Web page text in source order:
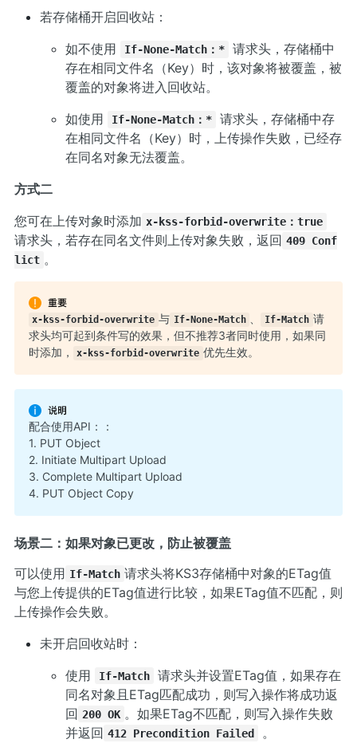
若存储桶开启回收站：
如不使用
If-None-Match：*
请求头，存储桶中
存在相同文件名（Key）时，该对象将被覆盖，被
覆盖的对象将进入回收站。
如使用
If-None-Match：*
请求头，存储桶中存
在相同文件名（Key）时，上传操作失败，已经存
在同名对象无法覆盖。
方式二
您可在上传对象时添加 x-kss-forbid-overwrite：true
请求头，若存在同名文件则上传对象失败，返回 409 Conf
lict 。
x-kss-forbid-overwrite 与 If-None-Match If-Match 请
求头均可起到条件写的效果，但不推荐3者同时使用，如果同
时添加，
x-kss-forbid-overwrite 优先生效。
配合使用API：：
1. PUT Object
2. Initiate Multipart Upload
3. Complete Multipart Upload
4. PUT Object Copy
场景二：如果对象已更改，防止被覆盖
可以使用 If-Match 请求头将KS3存储桶中对象的ETag值
与您上传提供的ETag值进行比较，如果ETag值不匹配，则
上传操作会失败。
未开启回收站时：
使用
If-Match
请求头并设置ETag值，如果存在
同名对象且ETag匹配成功，则写入操作将成功返
回 200 OK 。如果ETag不匹配，则写入操作失败
并返回 412 Precondition Failed
。